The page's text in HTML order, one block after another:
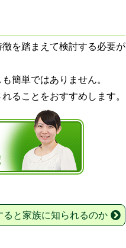
を踏まえて検討する必要が
簡単ではありません。
ることをおすすめします。
ると家族に知られるのか